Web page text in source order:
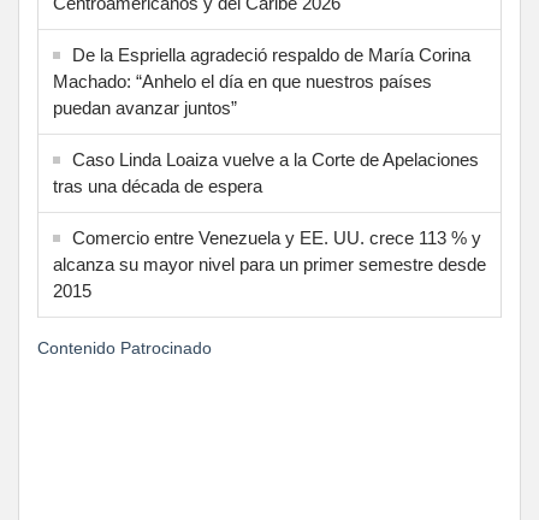
De la Espriella agradeció respaldo de María Corina
Machado: “Anhelo el día en que nuestros países
puedan avanzar juntos”
Caso Linda Loaiza vuelve a la Corte de Apelaciones
tras una década de espera
Comercio entre Venezuela y EE. UU. crece 113 % y
alcanza su mayor nivel para un primer semestre desde
2015
Contenido Patrocinado